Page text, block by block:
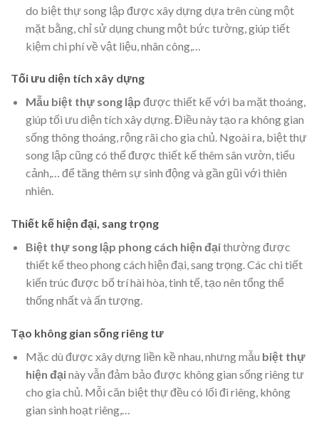
do biệt thự song lập được xây dựng dựa trên cùng một
mặt bằng, chỉ sử dụng chung một bức tường, giúp tiết
kiệm chi phí về vật liệu, nhân công,…
Tối ưu diện tích xây dựng
Mẫu biệt thự song lập được thiết kế với ba mặt thoáng,
giúp tối ưu diện tích xây dựng. Điều này tạo ra không gian
sống thông thoáng, rộng rãi cho gia chủ. Ngoài ra, biệt thự
song lập cũng có thể được thiết kế thêm sân vườn, tiểu
cảnh,… để tăng thêm sự sinh động và gần gũi với thiên
nhiên.
Thiết kế hiện đại, sang trọng
Biệt thự song lập phong cách hiện đạithường được
thiết kế theo phong cách hiện đại, sang trọng. Các chi tiết
kiến trúc được bố trí hài hòa, tinh tế, tạo nên tổng thể
thống nhất và ấn tượng.
Tạo không gian sống riêng tư
Mặc dù được xây dựng liền kề nhau, nhưng mẫu biệt thự
hiện đạinày vẫn đảm bảo được không gian sống riêng tư
cho gia chủ. Mỗi căn biệt thự đều có lối đi riêng, không
gian sinh hoạt riêng,…